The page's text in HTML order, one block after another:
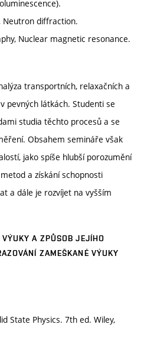
Neutron diffraction.
Nuclear magnetic resonance.
transportních, relaxačních a
pevných látkách. Studenti se
studia těchto procesů a se
Obsahem semináře však
jako spíše hlubší porozumění
a získání schopnosti
a dále je rozvíjet na vyšším
VÝUKY A ZPŮSOB JEJÍHO
ZAMEŠKANÉ VÝUKY
State Physics. 7th ed. Wiley,